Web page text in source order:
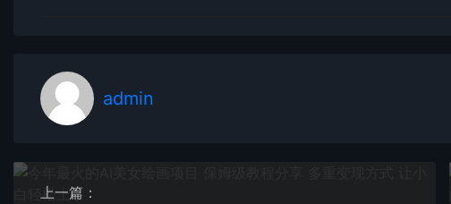
admin
上一篇：